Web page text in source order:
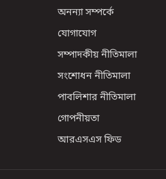
অনন্যা সম্পর্কে
যোগাযোগ
সম্পাদকীয় নীতিমালা
সংশোধন নীতিমালা
পাবলিশার নীতিমালা
গোপনীয়তা
আরএসএস ফিড